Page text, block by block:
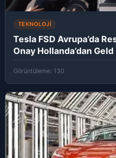
TEKNOLOJI
Tesla FSD Avrupa’da
Onay Hollanda’dan Geld
Görüntüleme: 130